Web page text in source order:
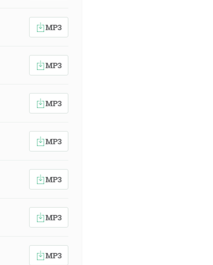
MP3
MP3
MP3
MP3
MP3
MP3
MP3